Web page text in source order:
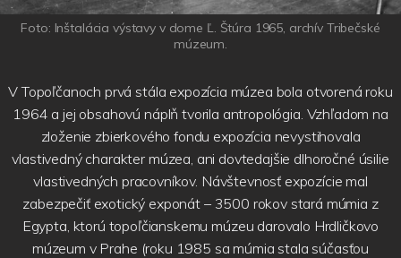
Foto: Inštalácia výstavy v dome Ľ. Štúra 1965, archív Tribečské
múzeum.
V Topoľčanoch prvá stála expozícia múzea bola otvorená roku
1964 a jej obsahovú náplň tvorila antropológia. Vzhľadom na
zloženie zbierkového fondu expozícia nevystihovala
vlastivedný charakter múzea, ani dovtedajšie dlhoročné úsilie
vlastivedných pracovníkov. Návštevnosť expozície mal
zabezpečiť exotický exponát – 3500 rokov stará múmia z
Egypta, ktorú topoľčianskemu múzeu darovalo Hrdličkovo
múzeum v Prahe (roku 1985 sa múmia stala súčasťou